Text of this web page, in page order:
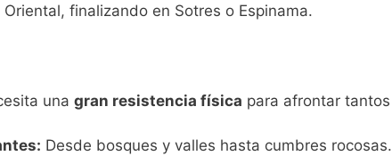
finalizando en Sotres o Espinama.
una gran resistencia física para afrontar tantos
Desde bosques y valles hasta cumbres rocosas.